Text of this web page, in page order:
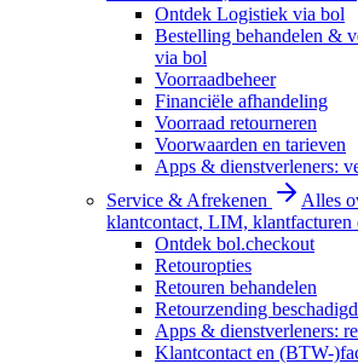
Ontdek Logistiek via bol
Bestelling behandelen &
via bol
Voorraadbeheer
Financiële afhandeling
Voorraad retourneren
Voorwaarden en tarieven
Apps & dienstverleners:
Service & Afrekenen
Alles
klantcontact, LIM, klantfacturen
Ontdek bol.checkout
Retouropties
Retouren behandelen
Retourzending
Apps & dienstverleners:
Klantcontact en (BTW-